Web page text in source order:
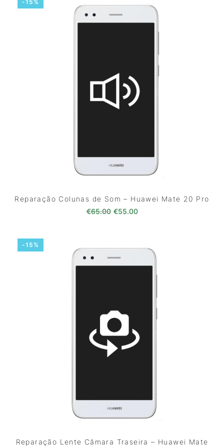
-15%
Reparação Colunas de Som – Huawei Mate 20 Pro
€65.00 O preço original era: €65.00.
€55.00O preço atual é:
-15%
Reparação Lente Câmara Traseira – Huawei Mate